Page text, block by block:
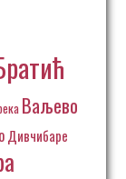
Ваљево
Дивчибаре